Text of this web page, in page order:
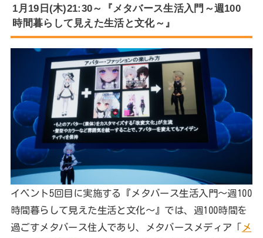
1月19日(木)21:30～『メタバース生活入門～週100
時間暮らして見えた生活と文化～』
イベント5回目に実施する『メタバース生活入門～週100
時間暮らして見えた生活と文化～』では、週100時間を
過ごすメタバース住人であり、メタバースメディア「 メ